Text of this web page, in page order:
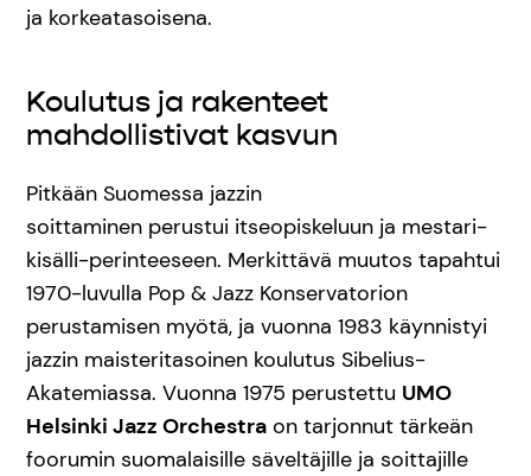
ja korkeatasoisena.
Koulutus ja rakenteet
mahdollistivat kasvun
Pitkään Suomessa jazzin
soittaminen perustui itseopiskeluun ja mestari-
kisälli-perinteeseen. Merkittävä muutos tapahtui
1970-luvulla Pop & Jazz Konservatorion
perustamisen myötä, ja vuonna 1983 käynnistyi
jazzin maisteritasoinen koulutus Sibelius-
Akatemiassa. Vuonna 1975 perustettu UMO
Helsinki Jazz Orchestra on tarjonnut tärkeän
foorumin suomalaisille säveltäjille ja soittajille